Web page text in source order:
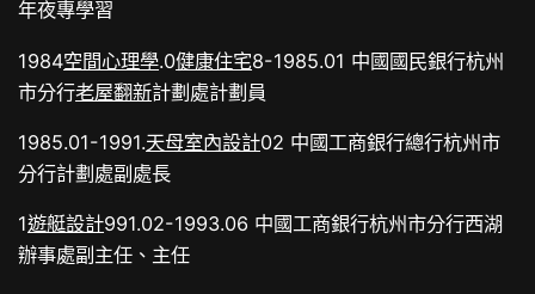
年夜專學習
1984空間心理學.0健康住宅8-1985.01 中國國民銀行杭州
市分行老屋翻新計劃處計劃員
1985.01-1991.天母室內設計02 中國工商銀行總行杭州市
分行計劃處副處長
1遊艇設計991.02-1993.06 中國工商銀行杭州市分行西湖
辦事處副主任、主任